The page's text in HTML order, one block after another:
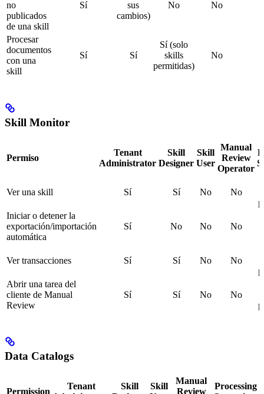
no
publicados
de una skill
Sí
sus
cambios)
No No
Procesar
documentos
con una
skill
Sí Sí
Sí (solo
skills
permitidas)
No
Skill Monitor
Permiso
Tenant
Administrator
Skill
Designer
Skill
User
Manual
Review
Operator
Ver una skill Sí Sí No
No
Iniciar o detener la
exportación/importación
automática
Sí No No No
Ver transacciones Sí Sí No
No
Abrir una tarea del
cliente de Manual
Review
Sí Sí No
No
Data Catalogs
Permission
Tenant
Skill
Skill
Manual
Review
Processing